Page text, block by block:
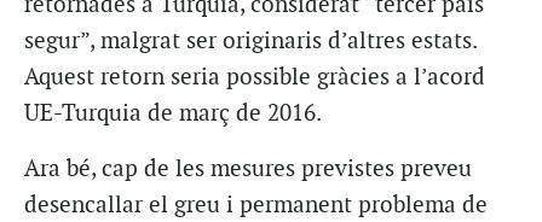
retornades a Turquia, considerat “tercer país
segur”, malgrat ser originaris d’altres estats.
Aquest retorn seria possible gràcies a l’acord
UE-Turquia de març de 2016.
Ara bé, cap de les mesures previstes preveu
desencallar el greu i permanent problema de